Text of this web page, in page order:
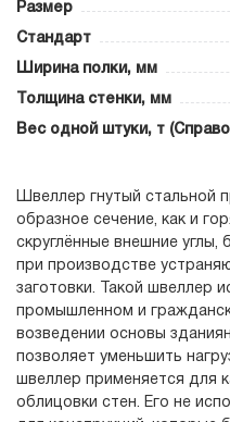
Размер
Стандарт
Ширина полки, мм
Толщина стенки, мм
Вес одной штуки, т
Швеллер гнутый стальной
образное сечение, как и
скруглённые внешние углы,
при производстве
заготовки. Такой швеллер
промышленном и
возведении основы
позволяет уменьшить
швеллер применяется для
облицовки стен. Его не